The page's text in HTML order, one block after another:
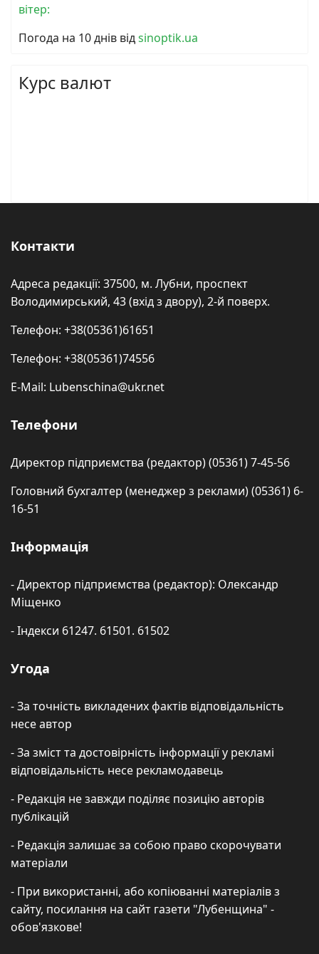
вітер:
Погода на 10 днів відsinoptik.ua
Курс валют
Контакти
Адреса редакції: 37500, м. Лубни, проспект
Володимирський, 43 (вхід з двору), 2-й поверх.
Телефон: +38(05361)61651
Телефон: +38(05361)74556
E-Mail: Lubenschina@ukr.net
Телефони
Директор підприємства (редактор) (05361) 7-45-56
Головний бухгалтер (менеджер з реклами) (05361) 6-
16-51
Інформація
- Директор підприємства (редактор): Олександр
Міщенко
- Індекси 61247. 61501. 61502
Угода
- За точність викладених фактів відповідальність
несе автор
- За зміст та достовірність інформації у рекламі
відповідальність несе рекламодавець
- Редакція не завжди поділяє позицію авторів
публікацій
- Редакція залишає за собою право скорочувати
матеріали
- При використанні, або копіюванні матеріалів з
сайту, посилання на сайт газети "Лубенщина" -
обов'язкове!